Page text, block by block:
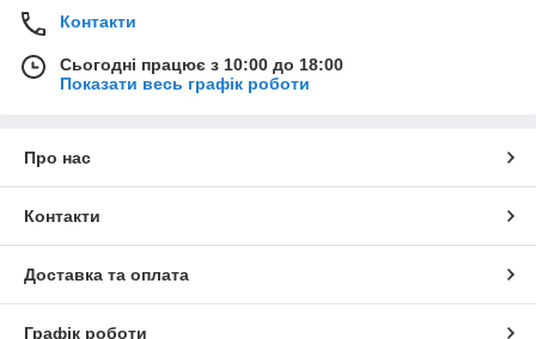
Контакти
Сьогодні працює з 10:00 до 18:00
Показати весь графік роботи
Про нас
Контакти
Доставка та оплата
Графік роботи